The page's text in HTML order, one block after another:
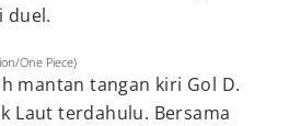
duel.
One Piece)
mantan tangan kiri Gol D.
Laut terdahulu. Bersama